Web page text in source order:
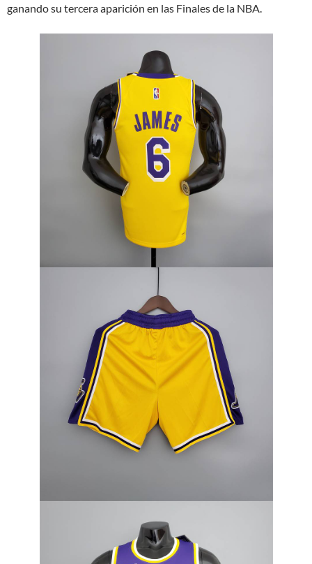
ganando su tercera aparición en las Finales de la NBA.